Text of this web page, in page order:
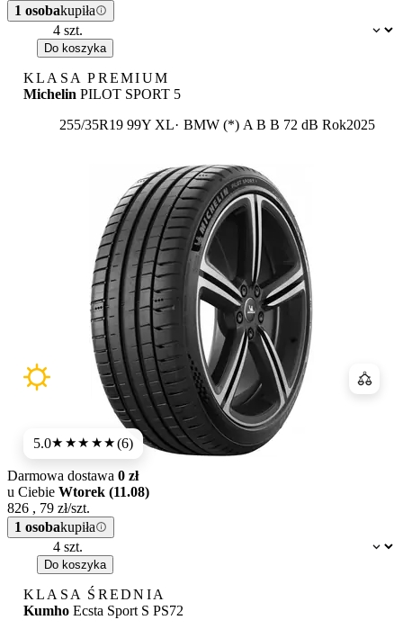
Dostępność:
1 osobakupiła
Do koszyka
KLASA PREMIUM
Michelin PILOT SPORT 5
255/35R19 99Y XL
BMW (*) Etykieta:
A B B 72 dB Rok2025
5.0★★★★★(6)
Dostępność:
Darmowa dostawa 0 zł
u Ciebie Wtorek (11.08)
826 , 79 zł/szt.
1 osobakupiła
Do koszyka
KLASA ŚREDNIA
Kumho Ecsta Sport S PS72